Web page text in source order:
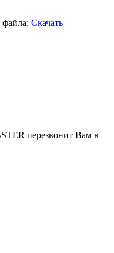
Скачать
перезвонит Вам в